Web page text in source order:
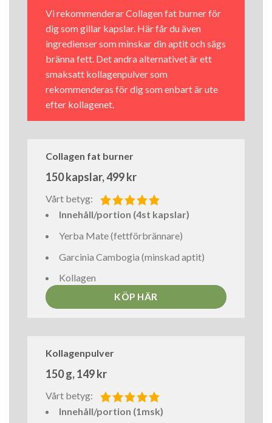
Vi rekommenderar Collagen fat burner för
dig som gillar kapslar. Här får du även
ingredienser som minskar din aptit och sägs
bränna fett. Det andra alternativet är ett
smaksatt kollagenpulver som
rekommenderas för dig som enbart är ute
efter kollagenet.
Collagen fat burner
150 kapslar, 499 kr
Vårt betyg:
Innehåll/portion (4st kapslar)
Yerba Mate (fettförbrännare)
Garcinia Cambogia (minskad aptit)
Kollagen
KÖP HÄR
Kollagenpulver
150 g, 149 kr
Vårt betyg:
Innehåll/portion (1msk)